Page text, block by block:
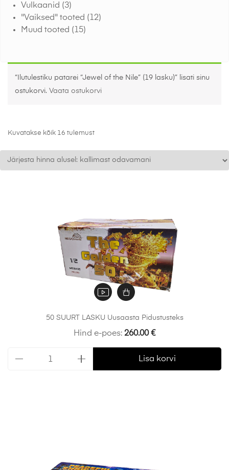
Vulkaanid (3)
"Vaiksed" tooted (12)
Muud tooted (15)
“Ilutulestiku patarei “Jewel of the Nile” (19 lasku)” lisati sinu
ostukorvi. Vaata ostukorvi
Kuvatakse kõik 16 tulemust
50 SUURT LASKU Uusaasta Pidustusteks
Hind e-poes: 260.00€
Lisa korvi